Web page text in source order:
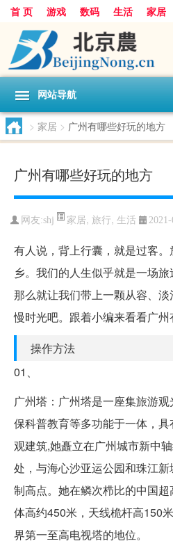
首 页 游戏 数码 生活 家居
互联网
手机 购物
网站导航
> 家居 > 广州有哪些好玩的地方
广州有哪些好玩的地方
网友:shj 家居, 旅行, 生活
有人说，背上行囊，就是过客
乡。我们的人生似乎就是一场旅
那么就让我们带上一颗从容、
慢时光吧。跟着小编来看看广州
操作方法
01、
广州塔：广州塔是一座集旅游
保科普教育等多功能于一体，
观建筑,她矗立在广州城市新中
处，与海心沙亚运公园和珠江
制高点。她在鳞次栉比的中国
体高约450米，天线桅杆高150
界第一至高电视塔的地位。